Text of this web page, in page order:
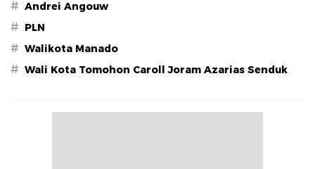
# Andrei Angouw
# PLN
# Walikota Manado
# Wali Kota Tomohon Caroll Joram Azarias Senduk